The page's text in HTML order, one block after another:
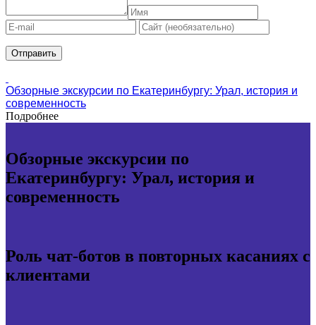
Обзорные экскурсии по Екатеринбургу: Урал, история и
современность
Подробнее
Обзорные экскурсии по
Екатеринбургу: Урал, история и
современность
Роль чат-ботов в повторных касаниях с
клиентами